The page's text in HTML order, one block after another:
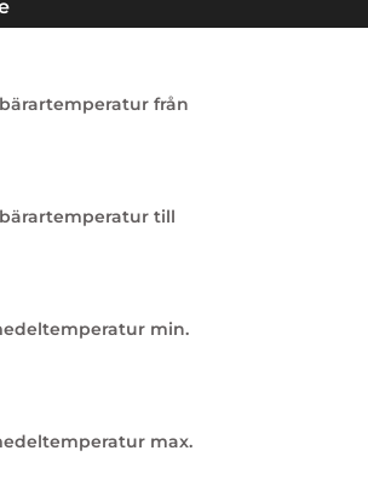
från
till
min.
max.